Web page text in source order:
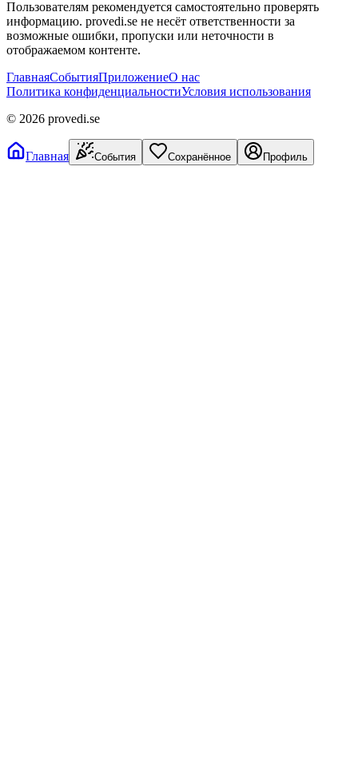
Пользователям рекомендуется самостоятельно проверять
информацию. provedi.se не несёт ответственности за
возможные ошибки, пропуски или неточности в
отображаемом контенте.
ГлавнаяСобытияПриложениеО нас
Политика конфиденциальностиУсловия использования
© 2026 provedi.se
Главная События Сохранённое Профиль